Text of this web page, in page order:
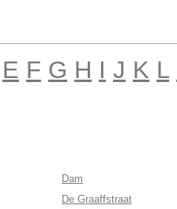
E F G H I J K L
Dam
De Graaffstraat